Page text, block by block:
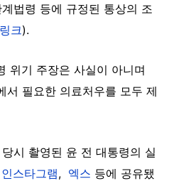
법령 등에 규정된 통상의 조
크).
위기 주장은 사실이 아니며
서 필요한 의료처우를 모두 제
시 촬영된 윤 전 대통령의 실
인스타그램, 엑스 등에 공유됐